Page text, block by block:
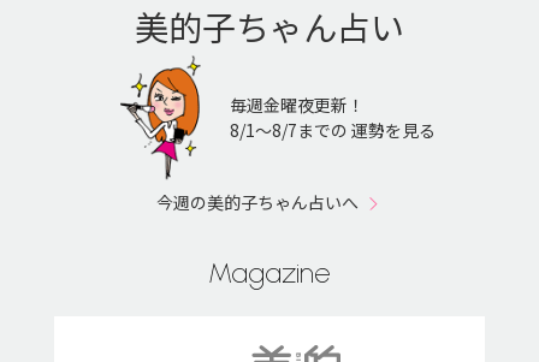
美的子ちゃん占い
毎週金曜夜更新！
8/1〜8/7までの 運勢を見る
今週の美的子ちゃん占いへ
Magazine